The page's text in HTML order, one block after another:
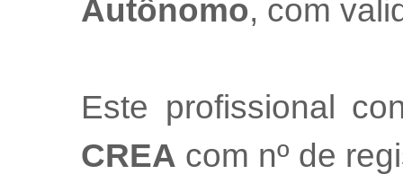
Autônomo, com
Este profissional
CREA com nº de